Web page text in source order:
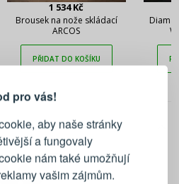
pro vás!
aby naše stránky
a fungovaly
nám také umožňují
vašim zájmům.
1 534 Kč
Brousek na nože skládací
ARCOS
PŘIDAT DO KOŠÍKU
REGISTRACE
ke svému účtu